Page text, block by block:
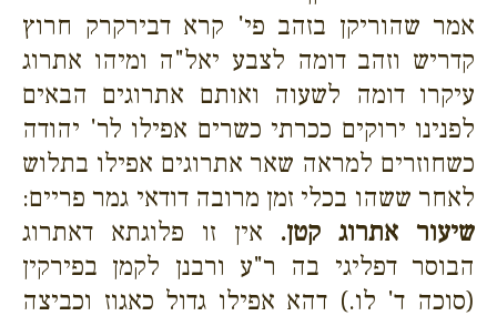
אמר שהוריקן בזהב פי' קרא דבירקרק חרוץ
קדריש וזהב דומה לצבע יאל"ה ומיהו אתרוג
עיקרו דומה לשעוה ואותם אתרוגים הבאים
לפנינו ירוקים ככרתי כשרים אפילו לר' יהודה
כשחוזרים למראה שאר אתרוגים אפילו בתלוש
לאחר ששהו בכלי זמן מרובה דודאי גמר פריים:
שיעור אתרוג קטן. אין זו פלוגתא דאתרוג
הבוסר דפליגי בה ר"ע ורבנן לקמן בפירקין
(סוכה ד' לו.) דהא אפילו גדול כאגוז וכביצה